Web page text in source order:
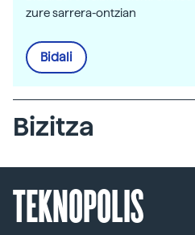
zure sarrera-ontzian
Bidali
Bizitza
TEKNOPOLIS